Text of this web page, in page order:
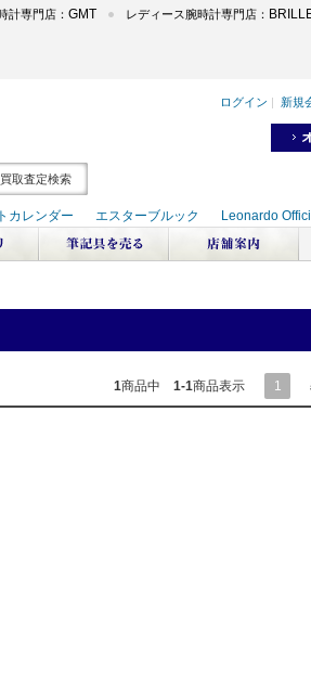
計専門店： GMT レディース腕時計専門店：
買取査定検索
1商品中 1-1商品表示 1